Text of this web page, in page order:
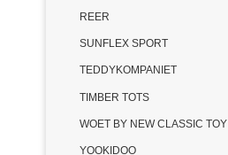
REER
SUNFLEX SPORT
TEDDYKOMPANIET
TIMBER TOTS
WOET BY NEW CLASSIC TOY
YOOKIDOO